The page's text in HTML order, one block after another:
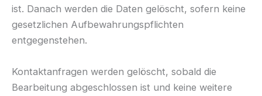
ist. Danach werden die Daten gelöscht, sofern keine
gesetzlichen Aufbewahrungspflichten
entgegenstehen.
Kontaktanfragen werden gelöscht, sobald die
Bearbeitung abgeschlossen ist und keine weitere